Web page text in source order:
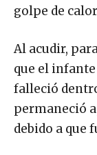
golpe de
Al acudir,
que el infante
falleció
permaneció
debido a que